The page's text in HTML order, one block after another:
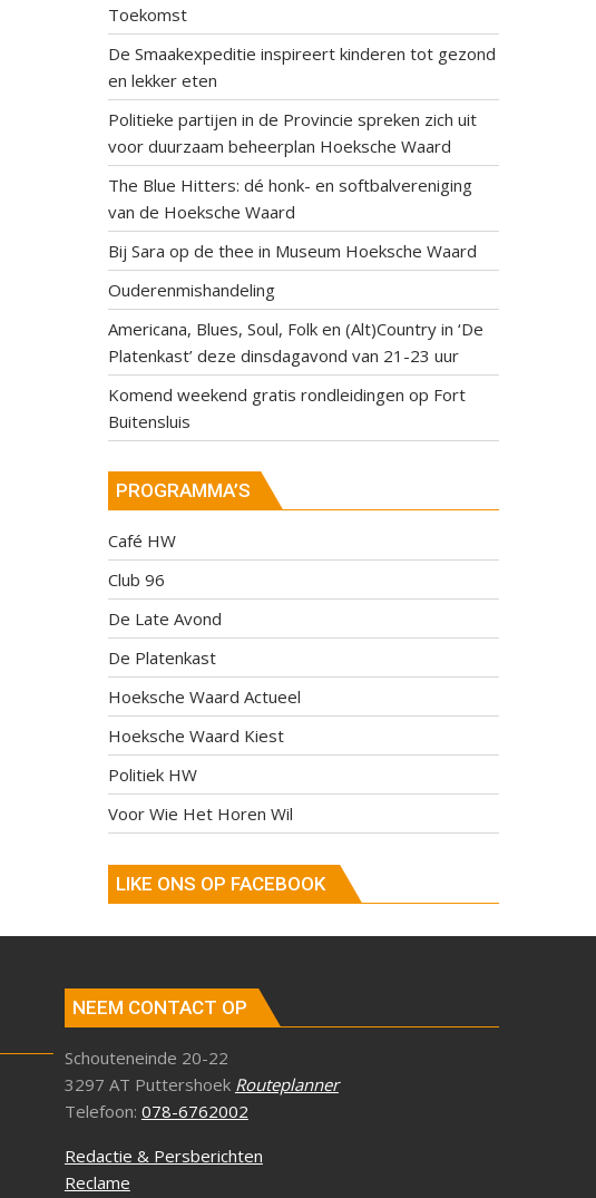
Toekomst
De Smaakexpeditie inspireert kinderen tot gezond
en lekker eten
Politieke partijen in de Provincie spreken zich uit
voor duurzaam beheerplan Hoeksche Waard
The Blue Hitters: dé honk- en softbalvereniging
van de Hoeksche Waard
Bij Sara op de thee in Museum Hoeksche Waard
Ouderenmishandeling
Americana, Blues, Soul, Folk en (Alt)Country in ‘De
Platenkast’ deze dinsdagavond van 21-23 uur
Komend weekend gratis rondleidingen op Fort
Buitensluis
PROGRAMMA’S
Café HW
Club 96
De Late Avond
De Platenkast
Hoeksche Waard Actueel
Hoeksche Waard Kiest
Politiek HW
Voor Wie Het Horen Wil
LIKE ONS OP FACEBOOK
NEEM CONTACT OP
Schouteneinde 20-22
3297 AT Puttershoek Routeplanner
Telefoon: 078-6762002
Redactie & Persberichten
Reclame